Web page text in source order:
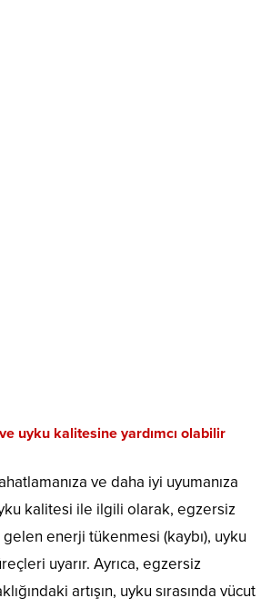
uyku kalitesine yardımcı olabilir
ve daha iyi uyumanıza
kalitesi ile ilgili olarak, egzersiz
gelen enerji tükenmesi (kaybı), uyku
uyarır. Ayrıca, egzersiz
artışın, uyku sırasında vücut